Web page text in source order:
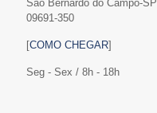
São Bernardo do Campo-SP
09691-350
[COMO CHEGAR]
Seg - Sex / 8h - 18h